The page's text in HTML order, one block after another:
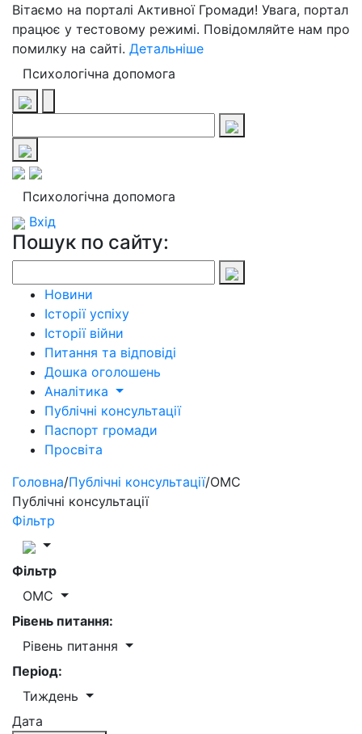
Вітаємо на порталі Активної Громади! Увага, портал
працює у тестовому режимі. Повідомляйте нам про
помилку на сайті. Детальніше
Психологічна допомога
Психологічна допомога
Вхід
Пошук по сайту:
Новини
Історії успіху
Історії війни
Питання та відповіді
Дошка оголошень
Аналітика
Публічні консультації
Паспорт громади
Просвіта
Головна/Публічні консультації/ОМС
Публічні консультації
Фільтр
Фільтр
ОМС
Рівень питання:
Рівень питання
Період:
Тиждень
Дата